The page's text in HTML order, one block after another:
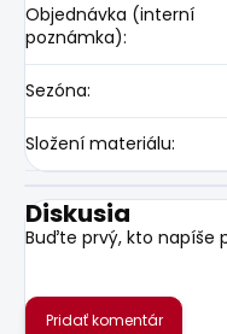
Objednávka (interní
poznámka):
Sezóna:
Složení materiálu:
Diskusia
Buďte prvý, kto napíše
Pridať komentár